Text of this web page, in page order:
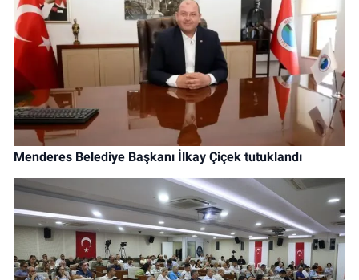
Menderes Belediye Başkanı İlkay Çiçek tutuklandı